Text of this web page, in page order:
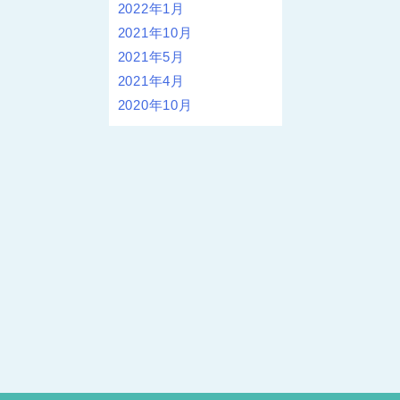
2022年1月
2021年10月
2021年5月
2021年4月
2020年10月